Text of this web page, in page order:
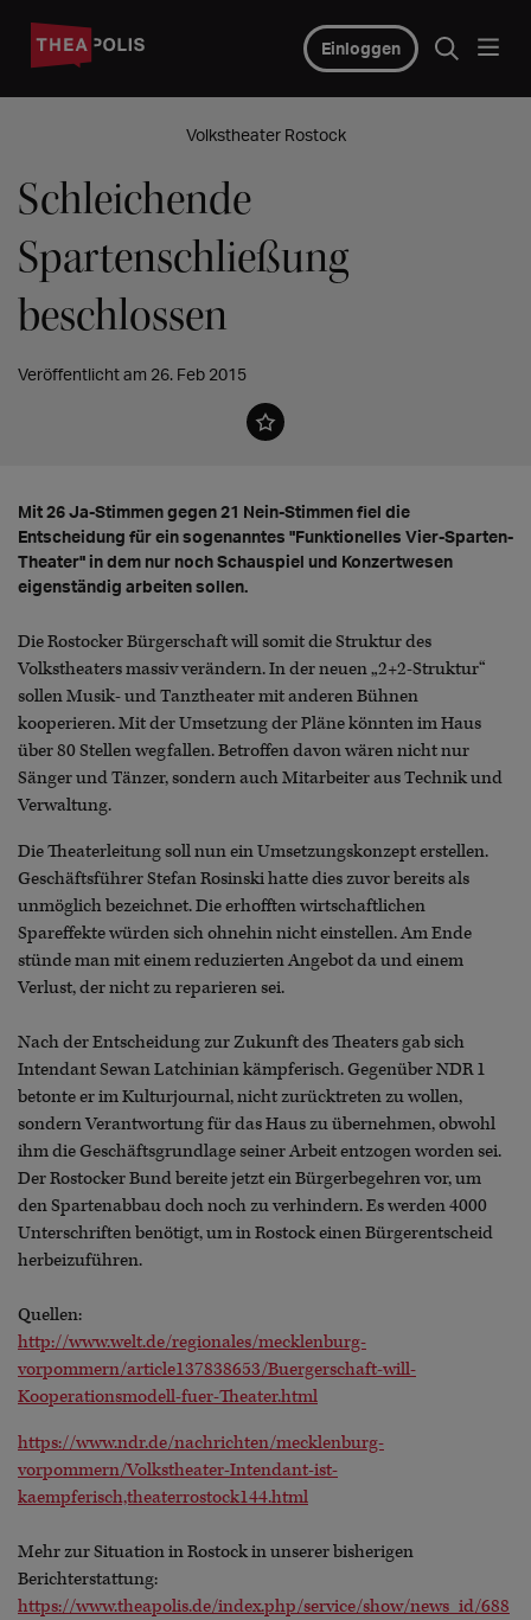
Einloggen
Volkstheater Rostock
Schleichende
Spartenschließung
beschlossen
Veröffentlicht am 26. Feb 2015
Mit 26 Ja-Stimmen gegen 21 Nein-Stimmen fiel die
Entscheidung für ein sogenanntes "Funktionelles Vier-Sparten-
Theater" in dem nur noch Schauspiel und Konzertwesen
eigenständig arbeiten sollen.
Die Rostocker Bürgerschaft will somit die Struktur des
Volkstheaters massiv verändern. In der neuen „2+2-Struktur“
sollen Musik- und Tanztheater mit anderen Bühnen
kooperieren. Mit der Umsetzung der Pläne könnten im Haus
über 80 Stellen wegfallen. Betroffen davon wären nicht nur
Sänger und Tänzer, sondern auch Mitarbeiter aus Technik und
Verwaltung.
Die Theaterleitung soll nun ein Umsetzungskonzept erstellen.
Geschäftsführer Stefan Rosinski hatte dies zuvor bereits als
unmöglich bezeichnet. Die erhofften wirtschaftlichen
Spareffekte würden sich ohnehin nicht einstellen. Am Ende
stünde man mit einem reduzierten Angebot da und einem
Verlust, der nicht zu reparieren sei.
Nach der Entscheidung zur Zukunft des Theaters gab sich
Intendant Sewan Latchinian kämpferisch. Gegenüber NDR 1
betonte er im Kulturjournal, nicht zurücktreten zu wollen,
sondern Verantwortung für das Haus zu übernehmen, obwohl
ihm die Geschäftsgrundlage seiner Arbeit entzogen worden sei.
Der Rostocker Bund bereite jetzt ein Bürgerbegehren vor, um
den Spartenabbau doch noch zu verhindern. Es werden 4000
Unterschriften benötigt, um in Rostock einen Bürgerentscheid
herbeizuführen.
Quellen:
http://www.welt.de/regionales/mecklenburg-
vorpommern/article137838653/Buergerschaft-will-
Kooperationsmodell-fuer-Theater.html
https://www.ndr.de/nachrichten/mecklenburg-
vorpommern/Volkstheater-Intendant-ist-
kaempferisch,theaterrostock144.html
Mehr zur Situation in Rostock in unserer bisherigen
Berichterstattung:
https://www.theapolis.de/index.php/service/show/news_id/688